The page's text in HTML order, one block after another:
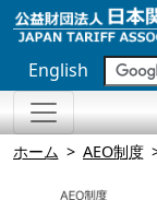
English
ホーム AEO制度